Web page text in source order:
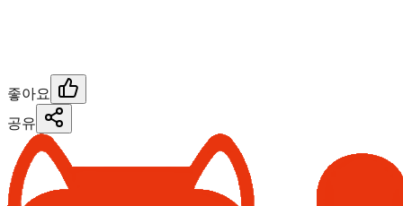
좋아요
공유